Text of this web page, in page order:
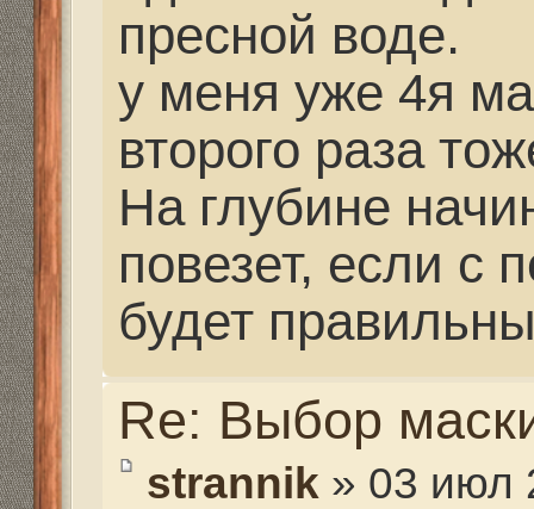
vikonorev» 03 июл
но они советуют для
снаряжение ((( для
погружений для рек
другое снаряжение и
Re: Выбор маски
strannik » 03 июл 2014,
vikonorev писал(а):